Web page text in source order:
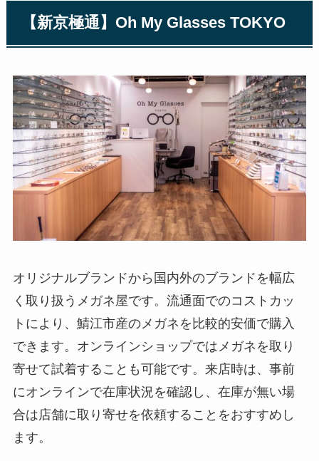
【新京極通】Oh My Glasses TOKYO
オリジナルブランドから国内外のブランドを幅広
く取り扱うメガネ屋です。流通面でのコストカッ
トにより、鯖江市産のメガネを比較的安価で購入
できます。オンラインショップではメガネを取り
寄せて試着することも可能です。来店時は、事前
にオンラインで在庫状況を確認し、在庫が無い場
合は店舗に取り寄せを依頼することをおすすめし
ます。